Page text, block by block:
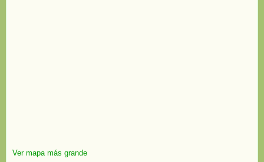
Ver mapa más grande